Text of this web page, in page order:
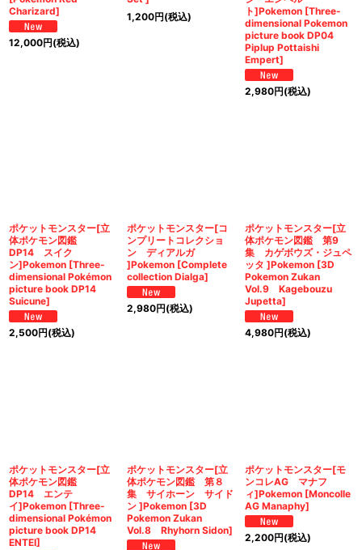
Charizard]
12,000円(税込)
1,200円(税込)
ト]Pokemon [Three-
dimensional Pokemon
picture book DP04
Piplup Pottaishi
Empert]
2,980円(税込)
ポケットモンスター[立
体ポケモン図鑑
DP14 スイク
ン]Pokemon [Three-
dimensional Pokémon
picture book DP14
Suicune]
2,500円(税込)
ポケットモンスター[コ
ンプリートコレクショ
ン ディアルガ
]Pokemon [Complete
collection Dialga]
2,980円(税込)
ポケットモンスター[立
体ポケモン図鑑 第9
集 カゲボウズ・ジュペ
ッタ ]Pokemon [3D
Pokemon Zukan
Vol.9 Kagebouzu
Jupetta]
4,980円(税込)
ポケットモンスター[立
体ポケモン図鑑
DP14 エンテ
イ]Pokemon [Three-
dimensional Pokémon
picture book DP14
ENTEI]
ポケットモンスター[立
体ポケモン図鑑 第８
集 サイホーン サイド
ン ]Pokemon [3D
Pokemon Zukan
Vol.8 Rhyhorn Sidon]
ポケットモンスター[モ
ンコレAG マナフ
ィ]Pokemon [Moncolle
AG Manaphy]
2,200円(税込)